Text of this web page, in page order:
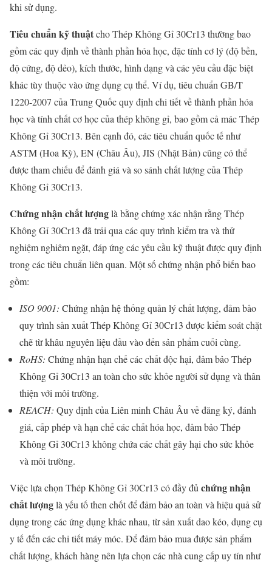
khi sử dụng.
Tiêu chuẩn kỹ thuậtcho Thép Không Gỉ 30Cr13 thường bao
gồm các quy định về thành phần hóa học, đặc tính cơ lý (độ bền,
độ cứng, độ dẻo), kích thước, hình dạng và các yêu cầu đặc biệt
khác tùy thuộc vào ứng dụng cụ thể. Ví dụ, tiêu chuẩn GB/T
1220-2007 của Trung Quốc quy định chi tiết về thành phần hóa
học và tính chất cơ học của thép không gỉ, bao gồm cả mác Thép
Không Gỉ 30Cr13. Bên cạnh đó, các tiêu chuẩn quốc tế như
ASTM (Hoa Kỳ), EN (Châu Âu), JIS (Nhật Bản) cũng có thể
được tham chiếu để đánh giá và so sánh chất lượng của Thép
Không Gỉ 30Cr13.
Chứng nhận chất lượnglà bằng chứng xác nhận rằng Thép
Không Gỉ 30Cr13 đã trải qua các quy trình kiểm tra và thử
nghiệm nghiêm ngặt, đáp ứng các yêu cầu kỹ thuật được quy định
trong các tiêu chuẩn liên quan. Một số chứng nhận phổ biến bao
gồm:
ISO 9001: Chứng nhận hệ thống quản lý chất lượng, đảm bảo
quy trình sản xuất Thép Không Gỉ 30Cr13 được kiểm soát chặt
chẽ từ khâu nguyên liệu đầu vào đến sản phẩm cuối cùng.
RoHS: Chứng nhận hạn chế các chất độc hại, đảm bảo Thép
Không Gỉ 30Cr13 an toàn cho sức khỏe người sử dụng và thân
thiện với môi trường.
REACH: Quy định của Liên minh Châu Âu về đăng ký, đánh
giá, cấp phép và hạn chế các chất hóa học, đảm bảo Thép
Không Gỉ 30Cr13 không chứa các chất gây hại cho sức khỏe
và môi trường.
Việc lựa chọn Thép Không Gỉ 30Cr13 có đầy đủchứng nhận
chất lượnglà yếu tố then chốt để đảm bảo an toàn và hiệu quả sử
dụng trong các ứng dụng khác nhau, từ sản xuất dao kéo, dụng cụ
y tế đến các chi tiết máy móc. Để đảm bảo mua được sản phẩm
chất lượng, khách hàng nên lựa chọn các nhà cung cấp uy tín như